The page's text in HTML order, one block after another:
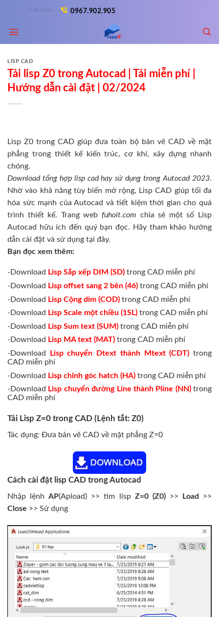
content
Giới thiệu 0967.902.905
LISP CAD
Tải lisp Z0 trong Autocad | Tải miễn phí |
Hướng dẫn cài đặt | 02/2024
Lisp Z0 trong CAD giúp đưa toàn bộ bản vẽ CAD về mặt
phẳng trong thiết kế kiến trúc, cơ khí, xây dựng nhanh
chóng.
Download tổng hợp lisp cad hay sử dụng trong Autocad 2023.
Nhờ vào khả năng tùy biến mở rộng, Lisp CAD giúp tối đa
hóa sức mạnh của Autocad và tiết kiệm thời gian cho quá
trình thiết kế. Trang web fuhoit.com chia sẻ một số Lisp
Autocad hữu ích đến quý bạn đọc. Hãy tham khảo hướng
dẫn cài đặt và sử dụng tại đây.
Bạn đọc xem thêm:
-Download Lisp Sắp xếp DIM (SD) trong CAD miễn phí
-Download Lisp offset sang 2 bên (46) trong CAD miễn phí
-Download Lisp Cộng dim (COD) trong CAD miễn phí
-Download Lisp Scale một chiều (1SL) trong CAD miễn phí
-Download Lisp Sum text (SUM) trong CAD miễn phí
-Download Lisp MA text (MAT) trong CAD miễn phí
-Download
Lisp chuyển Dtext thành Mtext (CDT) trong
CAD miễn phí
-Download Lisp chỉnh góc hatch (HA) trong CAD miễn phí
-Download Lisp chuyển đường Line thành Pline (NN)trong
CAD miễn phí
Tải Lisp Z=0 trong CAD (Lệnh tắt: Z0)
Tác dụng: Đưa bản vẽ CAD về mặt phẳng Z=0
Cách cài đặt lisp CAD trong Autocad
Nhập lệnhAP(Apload) >> tìm lisp Z=0 (Z0)>> Load
>>
Close >> Sử dụng